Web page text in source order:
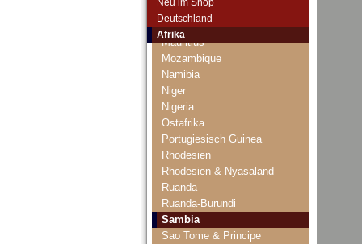
Deutschland
Afrika
Mauretanien
Mauritius
Mozambique
Namibia
Niger
Nigeria
Ostafrika
Portugiesisch Guinea
Rhodesien
Rhodesien & Nyasaland
Ruanda
Ruanda-Burundi
Sambia
Sao Tome & Principe